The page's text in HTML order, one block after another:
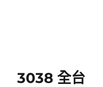
3038 全台